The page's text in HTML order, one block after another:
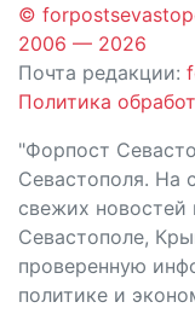
©
2006 — 2026
Почта редакции:
Политика
"Форпост
Севастополя. На
свежих новостей
Севастополе,
проверенную
политике и